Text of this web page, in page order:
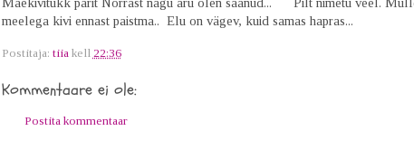
meelega kivi ennast paistma.. Elu on vägev, kuid samas hapras...
Postitaja: tiia kell 22:36
Kommentaare ei ole:
Postita kommentaar